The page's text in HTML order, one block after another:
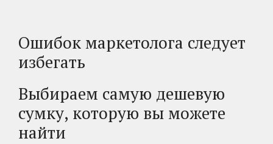
Ошибок маркетолога следует
избегать
Выбираем самую дешевую
сумку, которую вы можете
найти